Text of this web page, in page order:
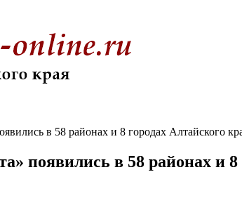
в 58 районах и 8 городах Алтайского
появились в 58 районах и 8